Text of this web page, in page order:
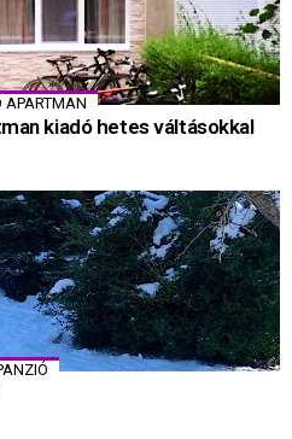
APARTMAN
kiadó hetes váltásokkal